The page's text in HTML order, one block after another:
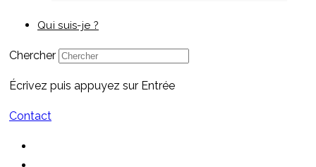
Qui suis-je ?
Chercher
Écrivez puis appuyez sur Entrée
Contact